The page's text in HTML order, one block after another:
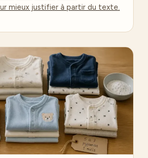
mieux justifier à partir du texte.